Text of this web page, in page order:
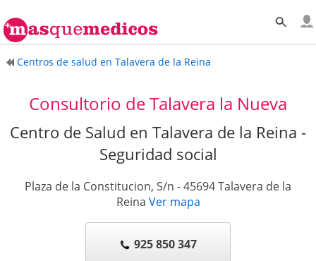
Centros de salud en Talavera de la Reina
Consultorio de Talavera la Nueva
Centro de Salud en Talavera de la Reina -
Seguridad social
Plaza de la Constitucion, S/n -45694Talavera de la
Reina Ver mapa
925 850 347